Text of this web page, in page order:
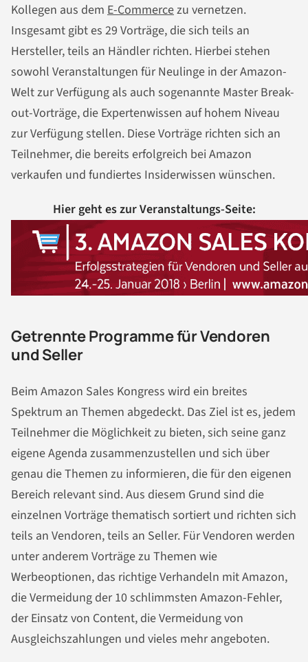
Kollegen aus dem E-Commercezu vernetzen.
Insgesamt gibt es 29 Vorträge, die sich teils an
Hersteller, teils an Händler richten. Hierbei stehen
sowohl Veranstaltungen für Neulinge in der Amazon-
Welt zur Verfügung als auch sogenannte Master Break-
out-Vorträge, die Expertenwissen auf hohem Niveau
zur Verfügung stellen. Diese Vorträge richten sich an
Teilnehmer, die bereits erfolgreich bei Amazon
verkaufen und fundiertes Insiderwissen wünschen.
Hier geht es zur Veranstaltungs-Seite:
Getrennte Programme für Vendoren
und Seller
Beim Amazon Sales Kongress wird ein breites
Spektrum an Themen abgedeckt. Das Ziel ist es, jedem
Teilnehmer die Möglichkeit zu bieten, sich seine ganz
eigene Agenda zusammenzustellen und sich über
genau die Themen zu informieren, die für den eigenen
Bereich relevant sind. Aus diesem Grund sind die
einzelnen Vorträge thematisch sortiert und richten sich
teils an Vendoren, teils an Seller. Für Vendoren werden
unter anderem Vorträge zu Themen wie
Werbeoptionen, das richtige Verhandeln mit Amazon,
die Vermeidung der 10 schlimmsten Amazon-Fehler,
der Einsatz von Content, die Vermeidung von
Ausgleichszahlungen und vieles mehr angeboten.